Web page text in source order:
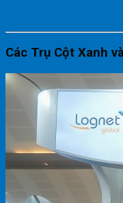
Các Trụ Cột Xanh